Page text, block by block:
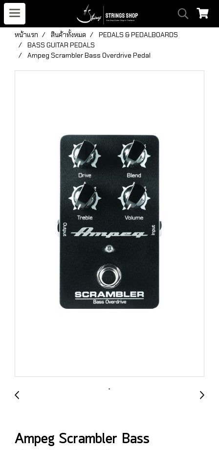
หน้าแรก สินค้าทั้งหมด
PEDALS & PEDALBOARDS
BASS GUITAR PEDALS
Ampeg Scrambler Bass Overdrive Pedal
Ampeg Scrambler Bass